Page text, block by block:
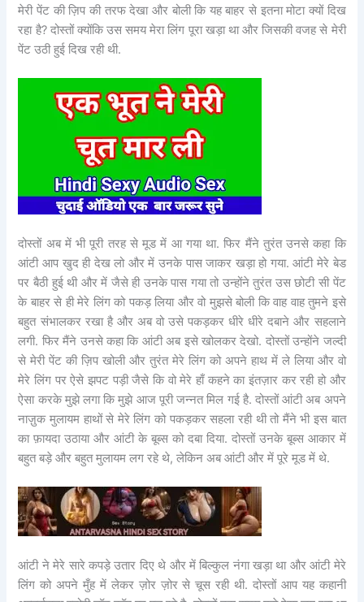
मेरी पेंट की ज़िप की तरफ देखा और बोली कि यह बाहर से इतना मोटा क्यों दिख
रहा है? दोस्तों क्योंकि उस समय मेरा लिंग पूरा खड़ा था और जिसकी वजह से मेरी
पेंट उठी हुई दिख रही थी.
दोस्तों अब में भी पूरी तरह से मूड में आ गया था. फिर मैंने तुरंत उनसे कहा कि
आंटी आप खुद ही देख लो और में उनके पास जाकर खड़ा हो गया. आंटी मेरे बेड
पर बैठी हुई थी और में जैसे ही उनके पास गया तो उन्होंने तुरंत उस छोटी सी पेंट
के बाहर से ही मेरे लिंग को पकड़ लिया और वो मुझसे बोली कि वाह वाह तुमने इसे
बहुत संभालकर रखा है और अब वो उसे पकड़कर धीरे धीरे दबाने और सहलाने
लगी. फिर मैंने उनसे कहा कि आंटी अब इसे खोलकर देखो. दोस्तों उन्होंने जल्दी
से मेरी पेंट की ज़िप खोली और तुरंत मेरे लिंग को अपने हाथ में ले लिया और वो
मेरे लिंग पर ऐसे झपट पड़ी जैसे कि वो मेरे हाँ कहने का इंतज़ार कर रही हो और
ऐसा करके मुझे लगा कि मुझे आज पूरी जन्नत मिल गई है. दोस्तों आंटी अब अपने
नाज़ुक मुलायम हाथों से मेरे लिंग को पकड़कर सहला रही थी तो मैंने भी इस बात
का फ़ायदा उठाया और आंटी के बूब्स को दबा दिया. दोस्तों उनके बूब्स आकार में
बहुत बड़े और बहुत मुलायम लग रहे थे, लेकिन अब आंटी और में पूरे मूड में थे.
आंटी ने मेरे सारे कपड़े उतार दिए थे और में बिल्कुल नंगा खड़ा था और आंटी मेरे
लिंग को अपने मुँह में लेकर ज़ोर ज़ोर से चूस रही थी. दोस्तों आप यह कहानी